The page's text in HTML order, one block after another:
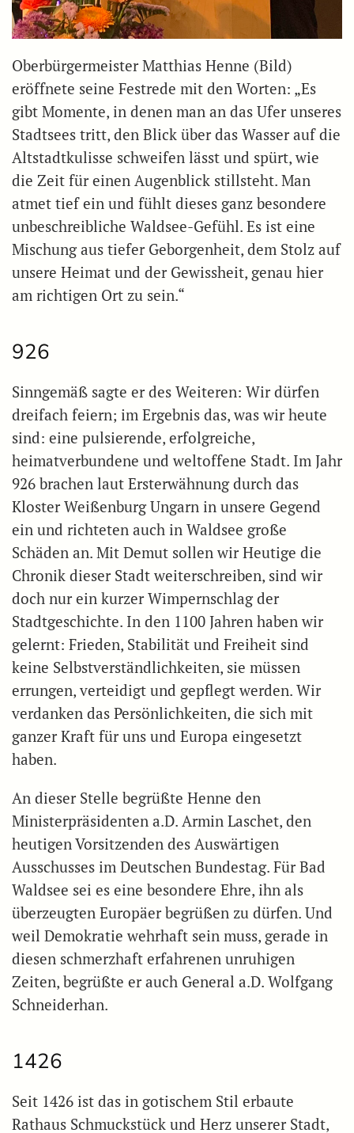
Oberbürgermeister Matthias Henne (Bild)
eröffnete seine Festrede mit den Worten: „Es
gibt Momente, in denen man an das Ufer unseres
Stadtsees tritt, den Blick über das Wasser auf die
Altstadtkulisse schweifen lässt und spürt, wie
die Zeit für einen Augenblick stillsteht. Man
atmet tief ein und fühlt dieses ganz besondere
unbeschreibliche Waldsee-Gefühl. Es ist eine
Mischung aus tiefer Geborgenheit, dem Stolz auf
unsere Heimat und der Gewissheit, genau hier
am richtigen Ort zu sein.“
926
Sinngemäß sagte er des Weiteren: Wir dürfen
dreifach feiern; im Ergebnis das, was wir heute
sind: eine pulsierende, erfolgreiche,
heimatverbundene und weltoffene Stadt. Im Jahr
926 brachen laut Ersterwähnung durch das
Kloster Weißenburg Ungarn in unsere Gegend
ein und richteten auch in Waldsee große
Schäden an. Mit Demut sollen wir Heutige die
Chronik dieser Stadt weiterschreiben, sind wir
doch nur ein kurzer Wimpernschlag der
Stadtgeschichte. In den 1100 Jahren haben wir
gelernt: Frieden, Stabilität und Freiheit sind
keine Selbstverständlichkeiten, sie müssen
errungen, verteidigt und gepflegt werden. Wir
verdanken das Persönlichkeiten, die sich mit
ganzer Kraft für uns und Europa eingesetzt
haben.
An dieser Stelle begrüßte Henne den
Ministerpräsidenten a.D. Armin Laschet, den
heutigen Vorsitzenden des Auswärtigen
Ausschusses im Deutschen Bundestag. Für Bad
Waldsee sei es eine besondere Ehre, ihn als
überzeugten Europäer begrüßen zu dürfen. Und
weil Demokratie wehrhaft sein muss, gerade in
diesen schmerzhaft erfahrenen unruhigen
Zeiten, begrüßte er auch General a.D. Wolfgang
Schneiderhan.
1426
Seit 1426 ist das in gotischem Stil erbaute
Rathaus Schmuckstück und Herz unserer Stadt,